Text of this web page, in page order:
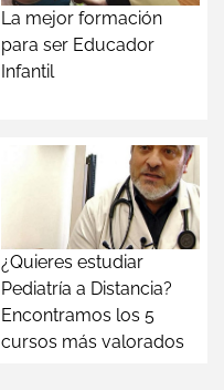
La mejor formación
para ser Educador
Infantil
¿Quieres estudiar
Pediatría a Distancia?
Encontramos los 5
cursos más valorados